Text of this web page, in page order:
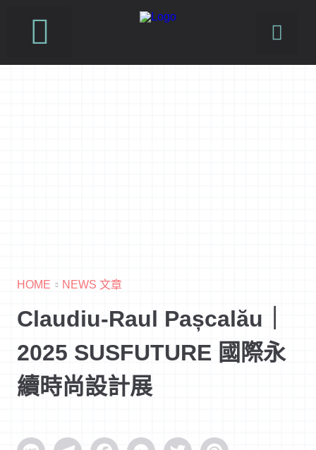
HOME NEWS 文章
Claudiu-Raul Pașcalău｜
2025 SUSFUTURE 國際永
續時尚設計展